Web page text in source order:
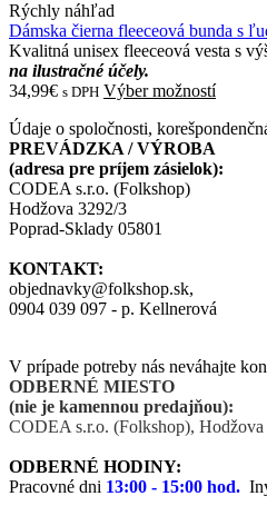
Rýchly náhľad
Dámska čierna fleeceová bunda s
Kvalitná unisex fleeceová vesta s
na ilustračné účely.
34,99€ s DPH Výber možností
Údaje o spoločnosti,
PREVÁDZKA / VÝROBA
(adresa pre príjem zásielok):
CODEA s.r.o. (Folkshop)
Hodžova 3292/3
Poprad-Sklady 05801
KONTAKT:
objednavky@folkshop.sk,
0904 039 097 - p. Kellnerová
V prípade potreby nás neváhajte
ODBERNÉ MIESTO
(nie je kamennou predajňou):
CODEA s.r.o. (Folkshop), Hodžova
ODBERNÉ HODINY:
Pracovné dni 13:00 - 15:00 hod.